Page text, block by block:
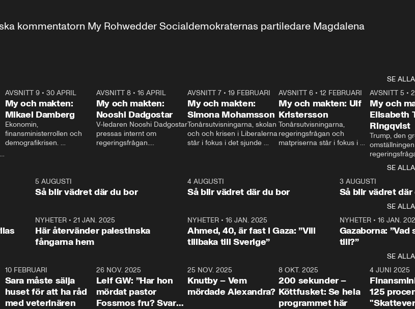
kommentatorn My Rohwedder Socialdemokraternas partiledare Magdalena
SE ALLA
AVSNITT 9• 30 APRIL
My och makten:
Mikael Damberg
Ekonomin,
finansministerrollen och
demografikrisen.
och Makten.
AVSNITT 8• 16 APRIL
My och makten:
Nooshi Dadgostar
V-ledaren Nooshi Dadgostar
pressas internt om
regeringsfrågan.
– Vi ställer upp i val. Ska vi
vara med så sitter vi förstås
24:30
AVSNITT 7• 19 FEBRUARI
My och makten:
Simona Mohamsson
Tonårsutvisningarna, skolan
och och krisen i Liberalerna
står i fokus i det sjunde
kommentator My
Rohwedder ställer
utbildnings- och
Mohamsson till svars.
27:30
AVSNITT 6 •12 FEBRUARI
My och makten: Ulf
Kristersson
Tonårsutvisningarna,
regeringsfrågan och
matpriserna står i fokus i
Rohwedder ställer
statsminister Ulf Kristersson
AVSNITT 5 •
My och
Elisabeth
Ringqvist
Trump, den
centrum i
avsnittet av
Makten”. Se
Aftonbladets
Rohwedder
Thand Ring
SE ALLA
1:065 AUGUSTI
Så blir vädret där du bor
4 AUGUSTI
Så blir vädret där du bor
3 AUGUSTI
Så blir vädret där
SE ALLA
NYHETER •21 JAN. 2025
Här återvänder palestinska
fångarna hem
NYHETER• 16 JAN. 2025
Ahmed, 40, är fast i Gaza: ”Vill
tillbaka till Sverige”
NYHETER• 16 JAN.
Gazaborna:
till?”
SE ALLA
10 FEBRUARI
Sara måste sälja
huset för att ha råd
med veterinären
26 NOV. 2025
Leif GW: ”Har hon
mördat pastor
Fossmos fru? Svar
31:05
25 NOV. 2025
Knutby – Vem
mördade Alexandra?
4:29
8 OKT. 2025
200 sekunder –
Köttfusket: Se hela
programmet här
4 JUNI 2025
125